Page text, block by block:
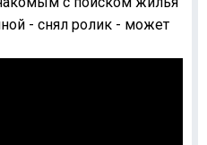
- снял ролик - может